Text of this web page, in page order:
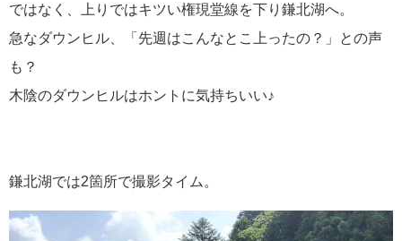
ではなく、上りではキツい権現堂線を下り鎌北湖へ。
急なダウンヒル、「先週はこんなとこ上ったの？」との声
も？
木陰のダウンヒルはホントに気持ちいい♪
鎌北湖では2箇所で撮影タイム。